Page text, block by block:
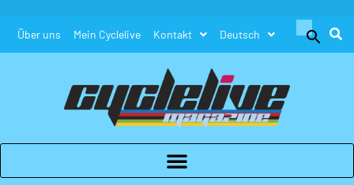
Über uns Mein Cyclelive Kontakt Deutsch
Search
Search Button